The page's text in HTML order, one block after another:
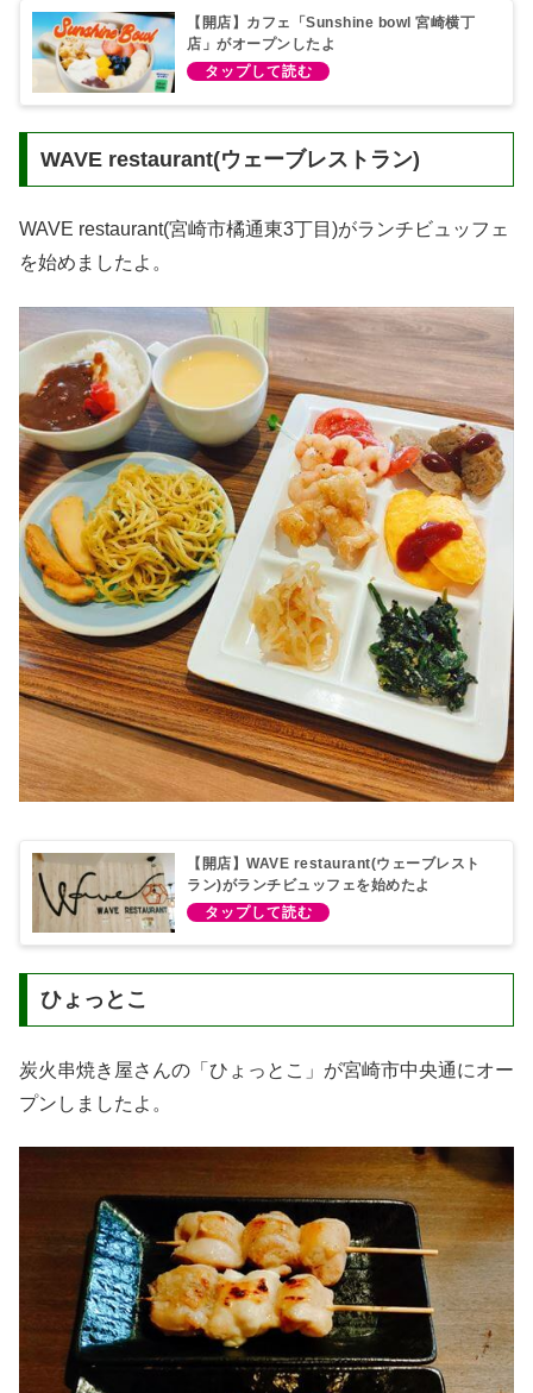
【開店】カフェ「Sunshine bowl 宮崎横丁
店」がオープンしたよ
WAVE restaurant(ウェーブレストラン)
WAVE restaurant(宮崎市橘通東3丁目)がランチビュッフェ
を始めましたよ。
【開店】WAVE restaurant(ウェーブレスト
ラン)がランチビュッフェを始めたよ
ひょっとこ
炭火串焼き屋さんの「ひょっとこ」が宮崎市中央通にオー
プンしましたよ。